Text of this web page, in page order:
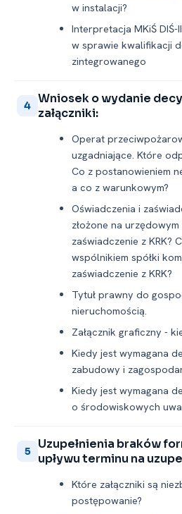
w instalacji?
Interpretacja MKiŚ DIŚ-
w sprawie kwalifikacji
zintegrowanego
4 Wniosek o wydanie
załączniki:
Operat
uzgadniające. Które
Co z postanowieniem
a co z warunkowym?
Oświadczenia i
złożone na
zaświadczenie z KRK?
wspólnikiem spółki
zaświadczenie z KRK?
Tytuł prawny do
nieruchomością.
Załącznik graficzny -⁠
Kiedy jest wymagana
zabudowy i
Kiedy jest wymagana
o środowiskowych
5
Uzupełnienia braków
upływu terminu na
Które załączniki są
postępowanie?